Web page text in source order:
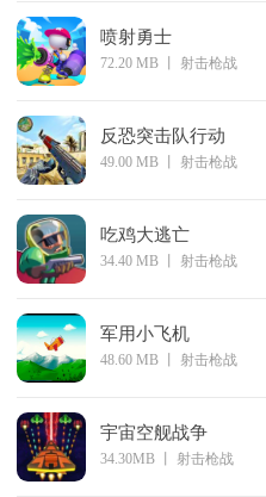
喷射勇士
72.20 MB 射击枪战
反恐突击队行动
49.00 MB 射击枪战
吃鸡大逃亡
34.40 MB 射击枪战
军用小飞机
48.60 MB 射击枪战
宇宙空舰战争
34.30MB 射击枪战